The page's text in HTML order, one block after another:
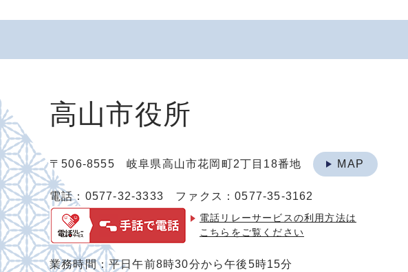
高山市役所
〒506-8555 岐阜県高山市花岡町2丁目18番地 MAP
電話：0577-32-3333 ファクス：0577-35-3162
電話リレーサービスの利用方法は
こちらをご覧ください
業務時間：平日午前8時30分から午後5時15分